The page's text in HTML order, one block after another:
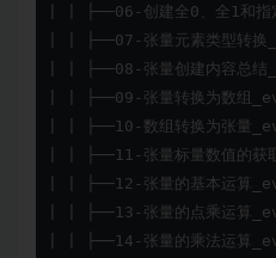
| | ├──06-创建全0、全1和指
| | ├──07-张量元素类型转换
| | ├──08-张量创建内容总结
| | ├──09-张量转换为数组
| | ├──10-数组转换为张量
| | ├──11-张量标量数值的获
| | ├──12-张量的基本运算
| | ├──13-张量的点乘运算
| | ├──14-张量的乘法运算